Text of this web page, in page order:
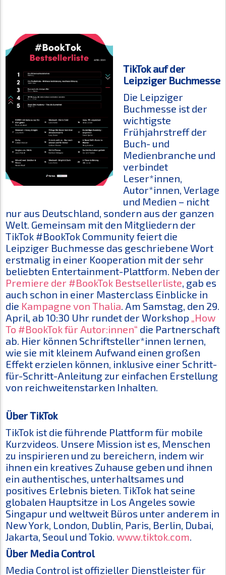
TikTok auf der
Leipziger Buchmesse
Die Leipziger
Buchmesse ist der
wichtigste
Frühjahrstreff der
Buch- und
Medienbranche und
verbindet
Leser*innen,
Autor*innen, Verlage
und Medien – nicht
nur aus Deutschland, sondern aus der ganzen
Welt. Gemeinsam mit den Mitgliedern der
TikTok #BookTok Community feiert die
Leipziger Buchmesse das geschriebene Wort
erstmalig in einer Kooperation mit der sehr
beliebten Entertainment-Plattform. Neben der
Premiere der #BookTok Bestsellerliste, gab es
auch schon in einer Masterclass Einblicke in
die Kampagne von Thalia. Am Samstag, den 29.
April, ab 10:30 Uhr rundet der Workshop „How
To #BookTok für Autor:innen“ die Partnerschaft
ab. Hier können Schriftsteller*innen lernen,
wie sie mit kleinem Aufwand einen großen
Effekt erzielen können, inklusive einer Schritt-
für-Schritt-Anleitung zur einfachen Erstellung
von reichweitenstarken Inhalten.
Über TikTok
TikTok ist die führende Plattform für mobile
Kurzvideos. Unsere Mission ist es, Menschen
zu inspirieren und zu bereichern, indem wir
ihnen ein kreatives Zuhause geben und ihnen
ein authentisches, unterhaltsames und
positives Erlebnis bieten. TikTok hat seine
globalen Hauptsitze in Los Angeles sowie
Singapur und weltweit Büros unter anderem in
New York, London, Dublin, Paris, Berlin, Dubai,
Jakarta, Seoul und Tokio. www.tiktok.com.
Über Media Control
Media Control ist offizieller Dienstleister für